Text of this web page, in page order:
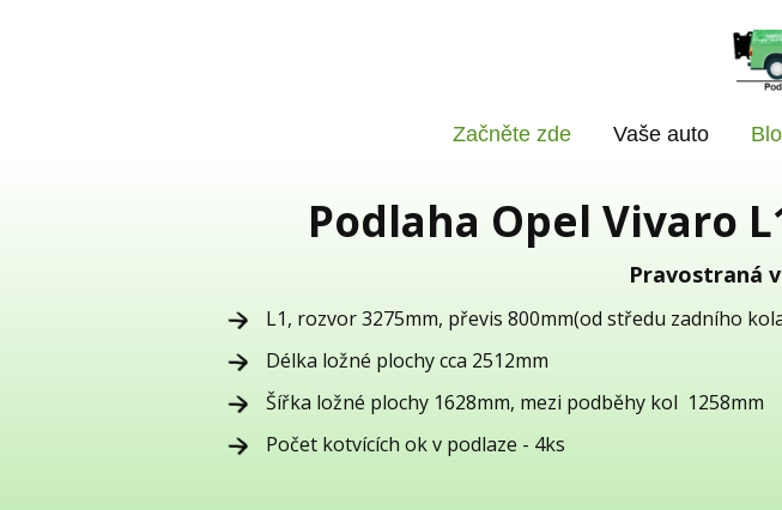
Začněte zde Vaše auto
Podlaha Opel Vivaro
Pravostraná
L1, rozvor 3275mm, převis 800mm(od středu zadního
Délka ložné plochy cca 2512mm
Šířka ložné plochy 1628mm, mezi podběhy kol 1258mm
Počet kotvících ok v podlaze - 4ks